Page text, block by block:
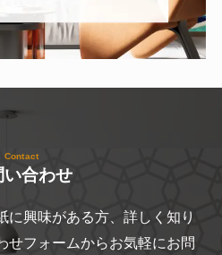
Contact
い合わせ
に興味がある方、詳しく知り
せフォームからお気軽にお問